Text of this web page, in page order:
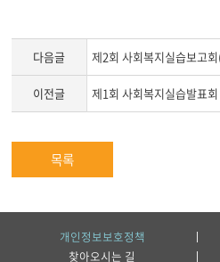
다음글 제2회 사회복지실습보고
이전글 제1회 사회복지실습발표
목록
개인정보보호정책
찾아오시는 길